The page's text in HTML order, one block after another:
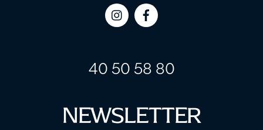
Icon
Icon
40 50 58 80
NEWSLETTER